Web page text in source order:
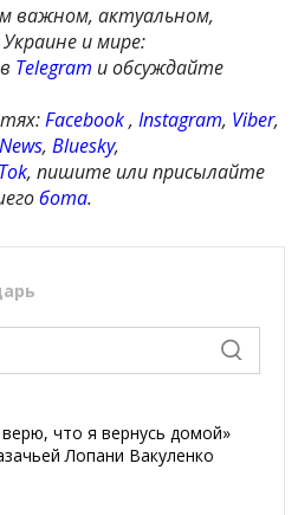
важном, актуальном,
и мире:
Telegram и обсуждайте
Facebook,Instagram, Viber,
,Bluesky,
, пишите или присылайте
бота.
что я вернусь домой»
Лопани Вакуленко